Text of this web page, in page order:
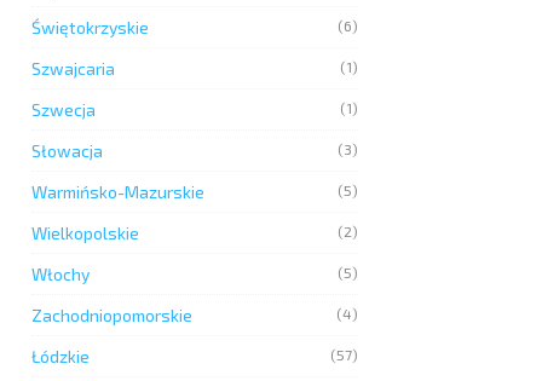
Świętokrzyskie (6)
Szwajcaria (1)
Szwecja (1)
Słowacja (3)
Warmińsko-Mazurskie (5)
Wielkopolskie (2)
Włochy (5)
Zachodniopomorskie (4)
Łódzkie (57)